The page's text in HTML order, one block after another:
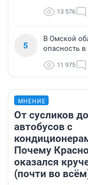
13 576
5
В Омской
опасность
11 975
МНЕНИЕ
От сусликов до
автобусов с
Почему
оказался
(почти во